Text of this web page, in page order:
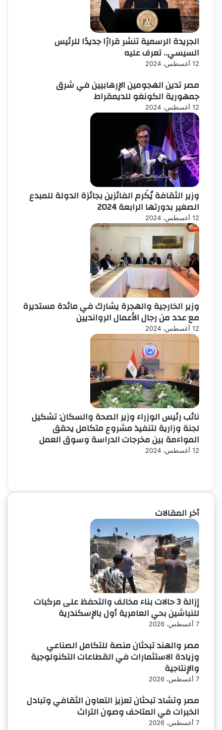
الجريدة الرسمية تنشر قرارًا جديدًا للرئيس
السيسي.. تعرف عليه
12 أغسطس، 2024
مصر تدين الهجومين الإرهابيين في شرق
جمهورية الكونغو للديمقراط
12 أغسطس، 2024
وزير الثقافة يُكَرم الفائزين بجائزة الدولة للمبدع
الصغير بدورتها الرابعة 2024
12 أغسطس، 2024
وزير الخارجية والهجرة يشارك في مائدة مستديرة
مع عدد من رجال الأعمال الروانديين
12 أغسطس، 2024
نائب رئيس الوزراء وزير الصحة والسكان: تشكيل
لجنة وزارية لتنفيذ مشروع متكامل يحقق
المواءمة بين مخرجات الدراسة وسوق العمل
12 أغسطس، 2024
أخر المقالات
إزالة 3 حالات بناء مخالف والتحفظ على مركبات
للنباشين بحي العامرية أول بالإسكندرية
7 أغسطس، 2026
مصر والهند تبحثان منصة للتكامل الصناعي
وزيادة الاستثمارات في القطاعات التكنولوجية
والإنتاجية
7 أغسطس، 2026
مصر وتشاد تبحثان تعزيز التعاون الثقافي وتبادل
الخبرات في المتاحف وصون التراث
7 أغسطس، 2026